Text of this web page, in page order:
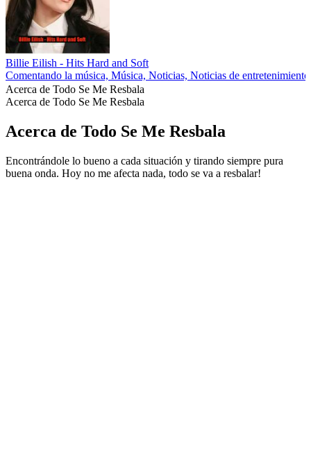
Billie Eilish - Hits Hard and Soft
Comentando la música, Música, Noticias, Noticias de entretenimiento
Acerca de Todo Se Me Resbala
Acerca de Todo Se Me Resbala
Acerca de Todo Se Me Resbala
Encontrándole lo bueno a cada situación y tirando siempre pura
buena onda. Hoy no me afecta nada, todo se va a resbalar!